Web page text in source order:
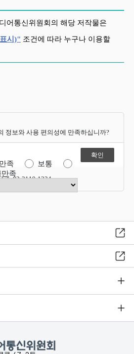
어통신위원회의 해당 저작물은
시)" 조건에 따라 누구나 이용할
정보와 사용 편의성에 만족하십니까?
만족
보통
족
관 02-2110-1324